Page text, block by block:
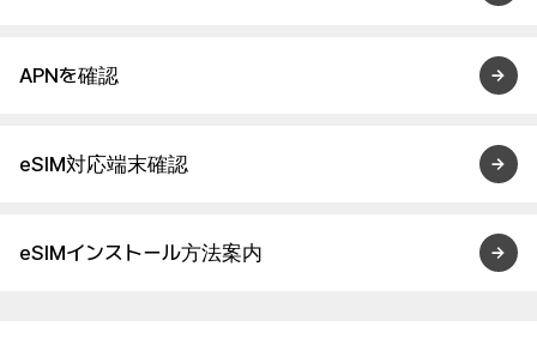
APNを確認
eSIM対応端末確認
eSIMインストール方法案内